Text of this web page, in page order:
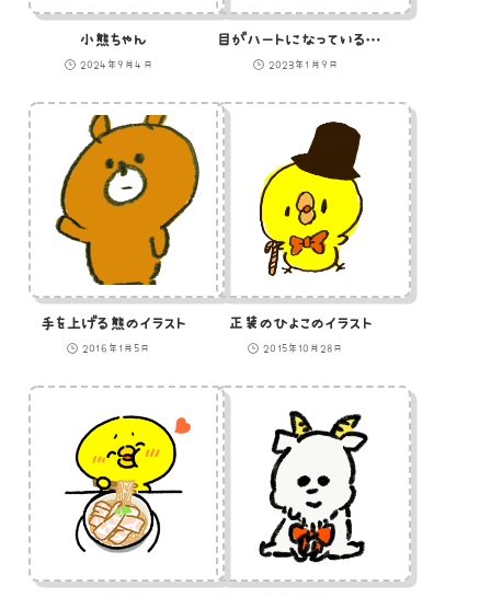
小熊ちゃん
2024年9月4日
目がハートになっているハリネズミのイラスト
2023年1月9日
手を上げる熊のイラスト
2016年1月5日
正装のひよこのイラスト
2015年10月28日